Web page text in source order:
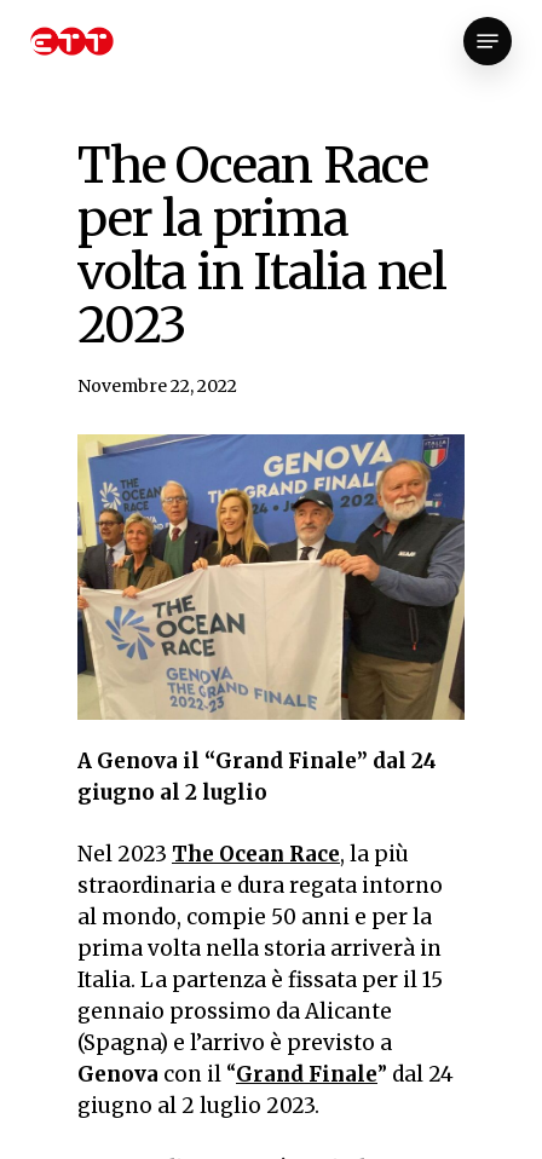
Menu
The Ocean Race
per la prima
volta in Italia nel
2023
Novembre 22, 2022
A Genova il “Grand Finale” dal 24
giugno al 2 luglio
Nel 2023 The Ocean Race, la più
straordinaria e dura regata intorno
al mondo, compie 50 anni e per la
prima volta nella storia arriverà in
Italia. La partenza è fissata per il 15
gennaio prossimo da Alicante
(Spagna) e l’arrivo è previsto a
Genova con il “Grand Finale” dal 24
giugno al 2 luglio 2023.